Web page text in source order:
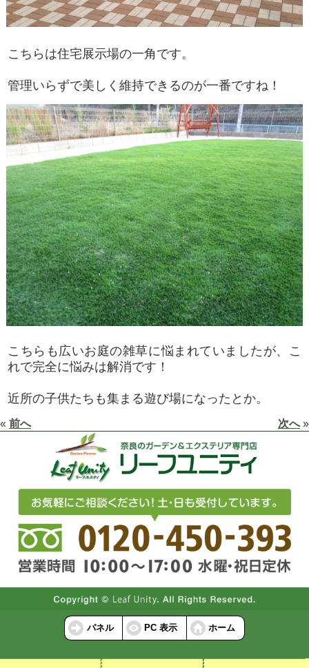
こちらは住宅展示場の一角です。
管理いらずで美しく維持できるのが一番ですね！
こちらも広いお庭の雑草に悩まれていましたが、こ
れで完全に悩みは解消です！
近所の子供たちも集まる遊び場になったとか。
« 前へ 次へ»
パネル PC 表示 ホーム